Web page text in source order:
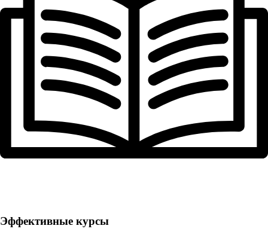
Эффективные курсы